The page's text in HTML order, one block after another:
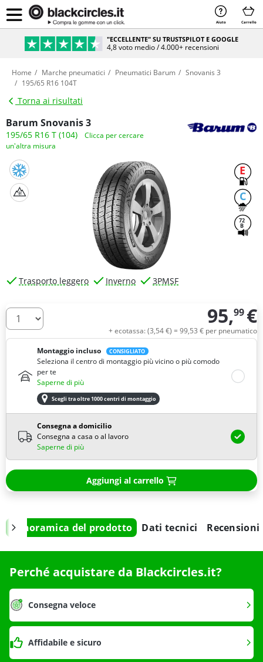
Aiuto Carrello
"ECCELLENTE" SU TRUSTSPILOT E GOOGLE
4,8 voto medio / 4.000+ recensioni
Home Marche pneumatici Pneumatici Barum
Snovanis 3
195/65 R16 104T
Torna ai risultati
Barum Snovanis 3
195/65 R16 T (104)
Clicca per cercare
un'altra misura
E
C
72
B
Trasporto leggero Inverno 3PMSF
Quantità 95,99 €
+ ecotassa: (3,54€) = 99,53 € per pneumatico
Montaggio incluso
CONSIGLIATO
Seleziona il centro di montaggio più vicino o più comodo
per te
Saperne di più
Scegli tra oltre 1000 centri di montaggio
Consegna a domicilio
Consegna a casa o al lavoro
Saperne di più
Aggiungi al carrello
Panoramica del prodotto Dati tecnici Recensioni
Perché acquistare da Blackcircles.it?
Consegna veloce
Affidabile e sicuro